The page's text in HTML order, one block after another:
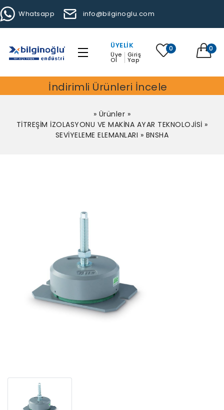
Whatsapp info@bilginoglu.com
ÜYELIK
Üye
Ol
Giriş
Yap
0 0
İndirimli Ürünleri İncele
» Ürünler »
TİTREŞİM İZOLASYONU VE MAKİNA AYAR TEKNOLOJİSİ »
SEVİYELEME ELEMANLARI » BNSHA